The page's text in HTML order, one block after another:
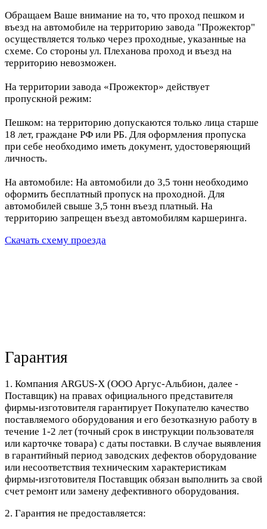
Обращаем Ваше внимание на то, что проход пешком и
въезд на автомобиле на территорию завода "Прожектор"
осуществляется только через проходные, указанные на
схеме. Со стороны ул. Плеханова проход и въезд на
территорию невозможен.
На территории завода «Прожектор» действует
пропускной режим:
Пешком: на территорию допускаются только лица старше
18 лет, граждане РФ или РБ. Для оформления пропуска
при себе необходимо иметь документ, удостоверяющий
личность.
На автомобиле: На автомобили до 3,5 тонн необходимо
оформить бесплатный пропуск на проходной. Для
автомобилей свыше 3,5 тонн въезд платный. На
территорию запрещен въезд автомобилям каршеринга.
Скачать схему проезда
Гарантия
1. Компания ARGUS-X (ООО Аргус-Альбион, далее -
Поставщик) на правах официального представителя
фирмы-изготовителя гарантирует Покупателю качество
поставляемого оборудования и его безотказную работу в
течение 1-2 лет (точный срок в инструкции пользователя
или карточке товара) с даты поставки. В случае выявления
в гарантийный период заводских дефектов оборудование
или несоответствия техническим характеристикам
фирмы-изготовителя Поставщик обязан выполнить за свой
счет ремонт или замену дефективного оборудования.
2. Гарантия не предоставляется: